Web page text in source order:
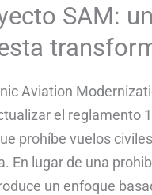
SAM:
Aviation
el reglamento
prohíbe vuelos
En lugar de una
un enfoque